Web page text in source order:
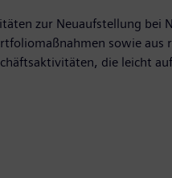
zur Neuaufstellung bei
sowie
die leicht